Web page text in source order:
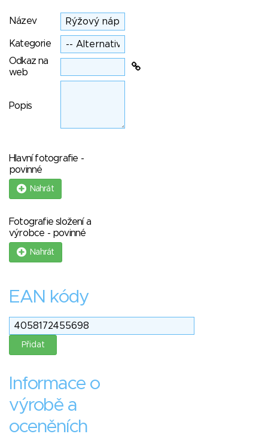
Název
Kategorie
Odkaz na
web
Popis
Hlavní fotografie -
povinné
Nahrát
Fotografie složení a
výrobce - povinné
Nahrát
EAN kódy
Informace o
výrobě a
oceněních